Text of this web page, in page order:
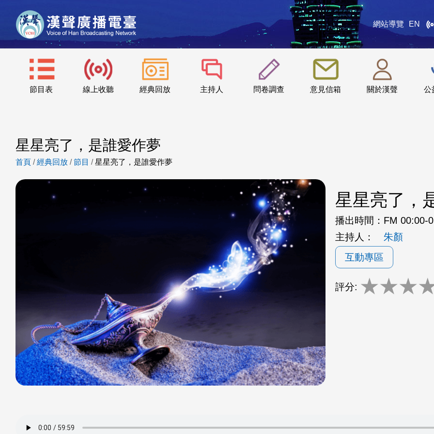
網站導覽 EN
節目表 線上收聽 經典回放 主持人 問卷調查 意見信箱 關於漢聲 公
:::
星星亮了，是誰愛作夢
首頁 /經典回放 /節目 /星星亮了，是誰愛作夢
星星亮了，
播出時間： FM 00:00-
主持人：
朱顏
互動專區
評分: ★★★